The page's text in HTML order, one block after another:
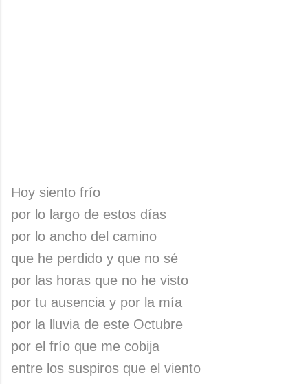
Hoy siento frío
por lo largo de estos días
por lo ancho del camino
que he perdido y que no sé
por las horas que no he visto
por tu ausencia y por la mía
por la lluvia de este Octubre
por el frío que me cobija
entre los suspiros que el viento